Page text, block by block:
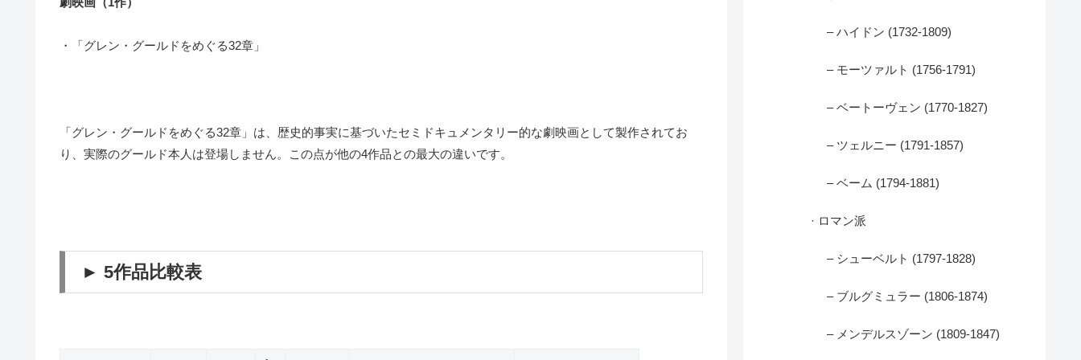
・「グレン・グールドをめぐる32章」
「グレン・グールドをめぐる32章」は、歴史的事実に基づいたセミドキュメンタリー的な劇映画として製作されてお
り、実際のグールド本人は登場しません。この点が他の4作品との最大の違いです。
► 5作品比較表
– ハイドン (1732-1809)
– モーツァルト (1756-1791)
– ベートーヴェン (1770-1827)
– ツェルニー (1791-1857)
– ベーム (1794-1881)
· ロマン派
– シューベルト (1797-1828)
– ブルグミュラー (1806-1874)
– メンデルスゾーン (1809-1847)